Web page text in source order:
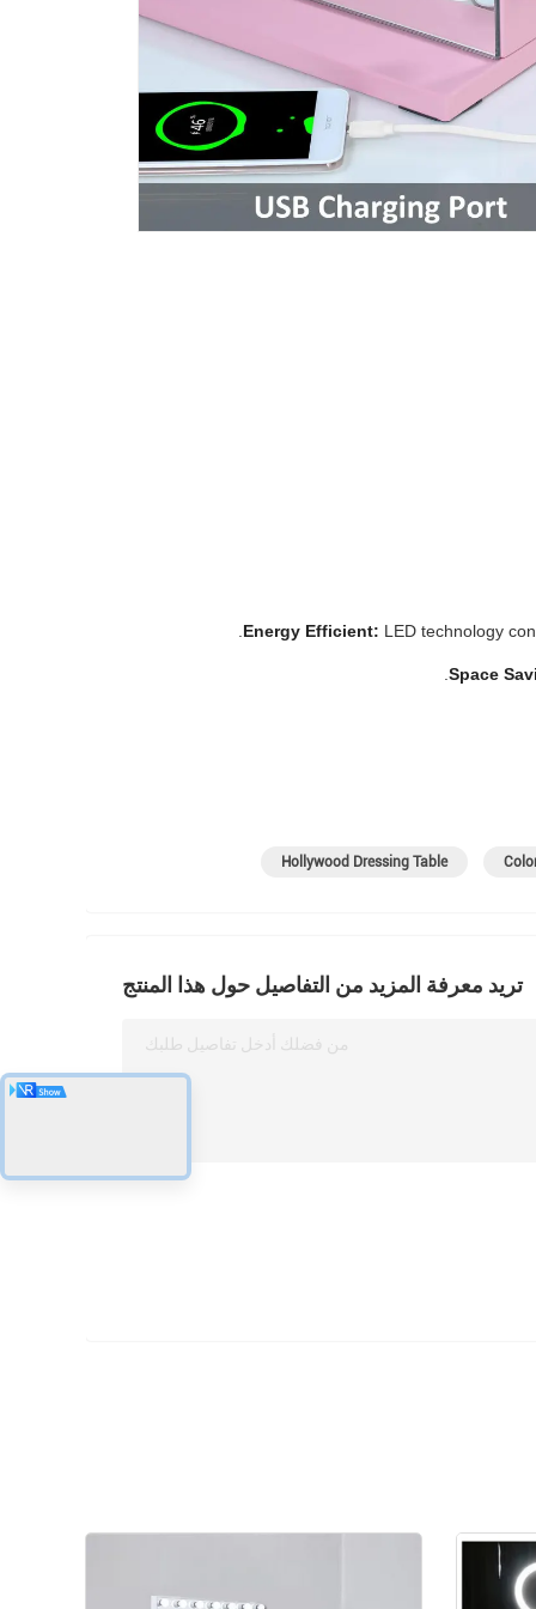
Energy Efficient: LED technology
Space
Hollywood Dressing Table
تريد معرفة المزيد من التفاصيل حول هذا المنتج
من فضلك أدخل تفاصيل طلبك